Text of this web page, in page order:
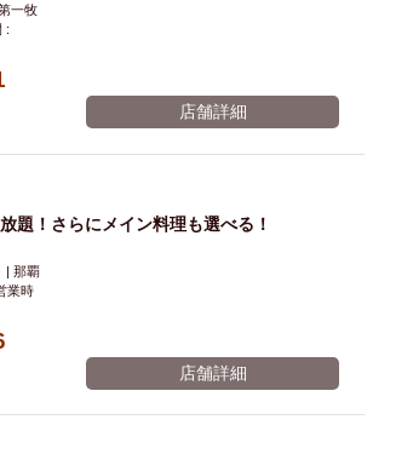
和食
ら ラーメン
時間無制飲み放題
あり
料日）
イタリアン
古島駅周辺
パクチー 炉端焼き
ふぐ料理
一牧
:
店舗詳細
題！さらにメイン料理も選べる！
| 那覇
業時
店舗詳細